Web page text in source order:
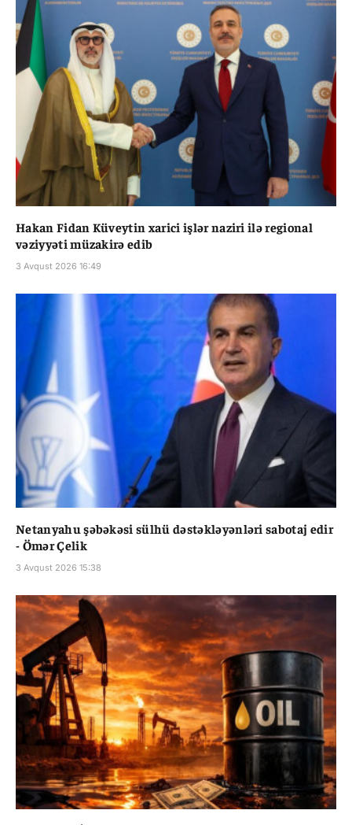
Hakan Fidan Küveytin xarici işlər naziri ilə regional
vəziyyəti müzakirə edib
3 Avqust 2026 16:49
Netanyahu şəbəkəsi sülhü dəstəkləyənləri sabotaj edir
- Ömər Çelik
3 Avqust 2026 15:38